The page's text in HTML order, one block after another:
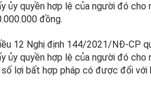
ủy quyền hợp lệ của người đó
đồng.
12 Nghị định 144/2021/NĐ-CP
ủy quyền hợp lệ của người đó
lợi bất hợp pháp có được đối với